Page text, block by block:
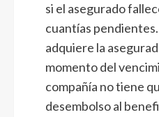
si el asegurado
cuantías
adquiere la
momento del
compañía no tiene
desembolso al